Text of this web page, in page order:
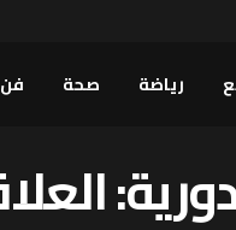
رياضة صحة